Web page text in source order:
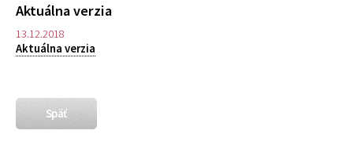
Aktuálna verzia
13.12.2018
Aktuálna verzia
Späť